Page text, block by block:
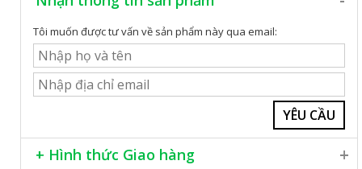
HÀNG
Tôi muốn được tư vấn về sản phẩm này qua email:
+ Hình thức Giao hàng